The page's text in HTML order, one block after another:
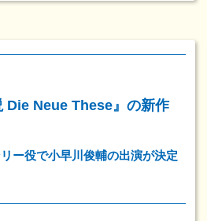
Die Neue These』の新作
ー役で小早川俊輔の出演が決定